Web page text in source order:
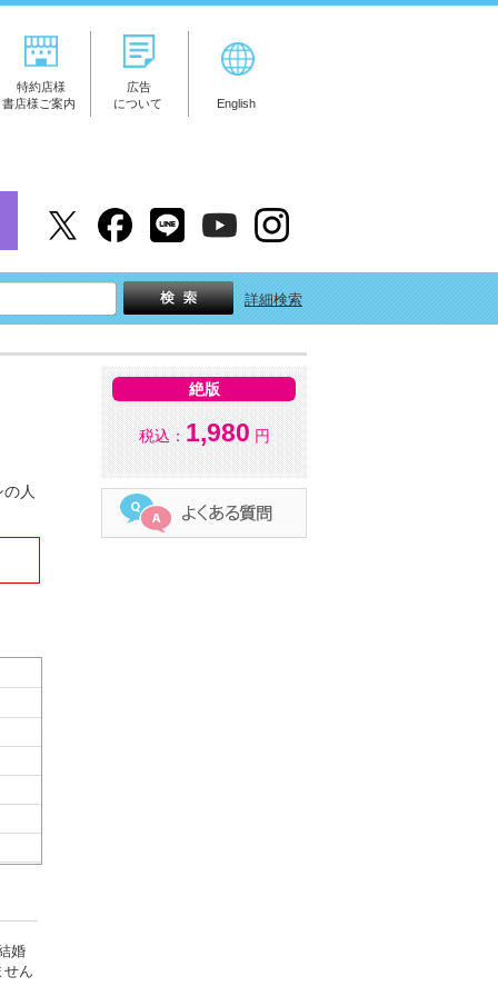
特約店様
書店様ご案内
広告
について
English
詳細検索
人
婚
せん
絶版
税込： 1,980 円